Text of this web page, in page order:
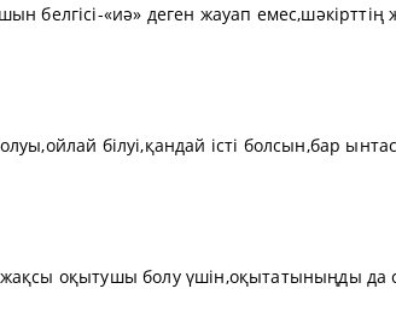
шын белгісі-«иә» деген жауап
білуі,қандай істі болсын,бар
оқытушы болу үшін,оқытатыныңды да